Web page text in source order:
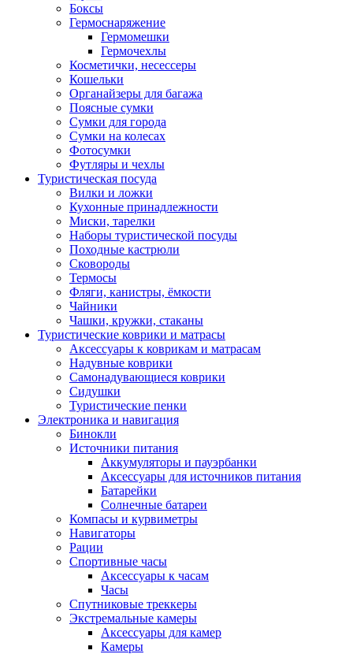
Боксы
Гермоснаряжение
Гермомешки
Гермочехлы
Косметички, несессеры
Кошельки
Органайзеры для багажа
Поясные сумки
Сумки для города
Сумки на колесах
Фотосумки
Футляры и чехлы
Туристическая посуда
Вилки и ложки
Кухонные принадлежности
Миски, тарелки
Наборы туристической посуды
Походные кастрюли
Сковороды
Термосы
Фляги, канистры, ёмкости
Чайники
Чашки, кружки, стаканы
Туристические коврики и матрасы
Аксессуары к коврикам и матрасам
Надувные коврики
Самонадувающиеся коврики
Сидушки
Туристические пенки
Электроника и навигация
Бинокли
Источники питания
Аккумуляторы и пауэрбанки
Аксессуары для источников питания
Батарейки
Солнечные батареи
Компасы и курвиметры
Навигаторы
Рации
Спортивные часы
Аксессуары к часам
Часы
Спутниковые треккеры
Экстремальные камеры
Аксессуары для камер
Камеры